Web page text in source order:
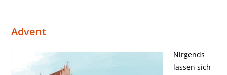
Advent
Nirgends
lassen sich